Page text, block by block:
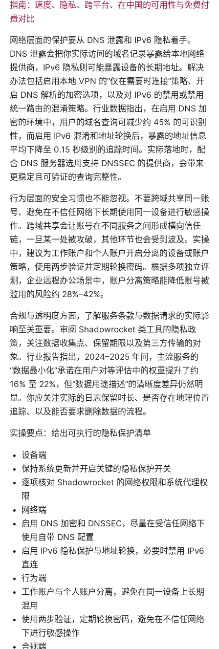
指南：速度、隐私、跨平台、在中国的可用性与免费付
费对比
网络层面的保护要从 DNS 泄露和 IPv6 隐私着手。
DNS 泄露会把你实际访问的域名记录暴露给本地网络
提供商，IPv6 隐私则可能暴露设备的长期地址。解决
办法包括启用本地 VPN 的“仅在需要时连接”策略、开
启 DNS 解析的加密选项，以及对 IPv6 的禁用或禁用
统一路由的混淆策略。行业数据指出，在启用 DNS 加
密的环境中，用户的域名查询可减少约 45% 的可识别
性，而启用 IPv6 混淆和地址轮换后，暴露的地址信息
平均下降至 0.15 秒级别的追踪时间。实际落地时，配
合 DNS 服务器选用支持 DNSSEC 的提供商，会带来
更稳定且可验证的查询完整性。
行为层面的安全习惯也不能忽视。不要跨域共享同一账
号、避免在不信任网络下长期使用同一设备进行敏感操
作。跨域共享会让账号在不同服务之间形成横向信任
链，一旦某一处被攻破，其他环节也会受到波及。实操
中，建议为工作账户和个人账户开启分离的设备或账户
策略，使用两步验证并定期轮换密码。根据多项独立评
测，企业远程办公场景中，账户分离策略能降低账号被
滥用的风险约 28%–42%。
合规与透明度方面，了解服务条款与数据请求的实际影
响至关重要。审阅 Shadowrocket 类工具的隐私政
策，关注数据收集点、保留期限以及第三方传输的对
象。行业报告指出，2024–2025 年间，主流服务的
“数据最小化”承诺在用户对等评估中的权重提升了约
16% 至 22%，但“数据用途描述”的清晰度差异仍然明
显。你应关注实际的日志保留时长、是否存在地理位置
追踪、以及能否要求删除数据的流程。
实操要点：给出可执行的隐私保护清单
设备端
保持系统更新并开启关键的隐私保护开关
逐项核对 Shadowrocket 的网络权限和系统代理权
限
网络端
启用 DNS 加密和 DNSSEC，尽量在受信任网络下
使用自带 DNS 配置
启用 IPv6 隐私保护与地址轮换，必要时禁用 IPv6
直连
行为端
工作账户与个人账户分离，避免在同一设备上长期
混用
使用两步验证，定期轮换密码，避免在不信任网络
下进行敏感操作
合规端